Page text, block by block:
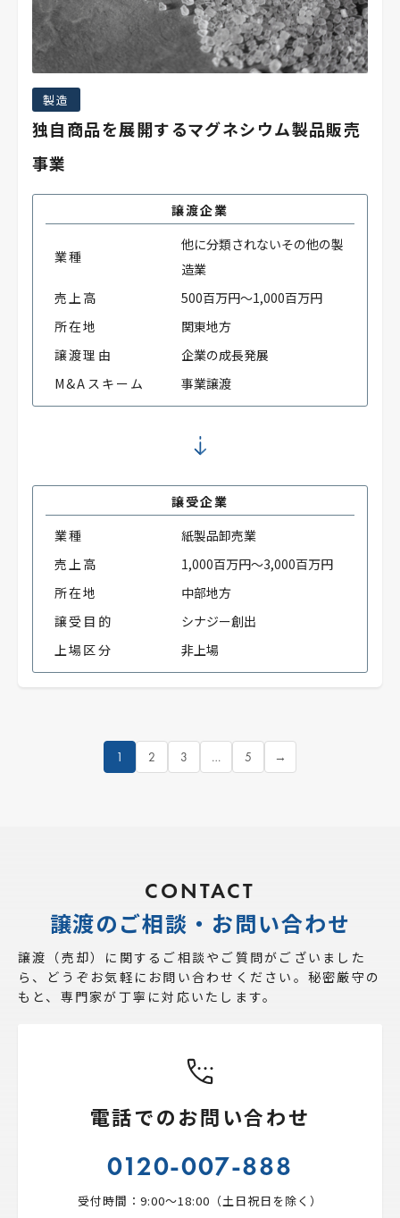
製造
独自商品を展開するマグネシウム製品販売
事業
譲渡企業
業種
他に分類されないその他の製
造業
売上高
500百万円～1,000百万円
所在地
関東地方
譲渡理由
企業の成長発展
M&Aスキーム
事業譲渡
譲受企業
業種
紙製品卸売業
売上高
1,000百万円～3,000百万円
所在地
中部地方
譲受目的
シナジー創出
上場区分
非上場
1 2 3 … 5 →
CONTACT
譲渡のご相談・お問い合わせ
譲渡（売却）に関するご相談やご質問がございました
ら、 どうぞお気軽にお問い合わせください。秘密厳守の
もと、専門家が丁寧に対応いたします。
電話でのお問い合わせ
0120-007-888
受付時間：9:00〜18:00（土日祝日を除く）